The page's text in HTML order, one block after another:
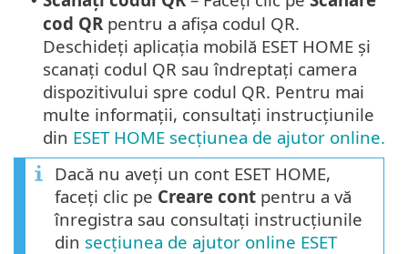
cod QR pentru a afișa codul QR.
Deschideți aplicația mobilă ESET HOME și
scanați codul QR sau îndreptați camera
dispozitivului spre codul QR. Pentru mai
multe informații, consultați instrucțiunile
din ESET HOME secțiunea de ajutor online.
Dacă nu aveți un cont ESET HOME,
faceți clic pe Creare cont pentru a vă
înregistra sau consultați instrucțiunile
din secțiunea de ajutor online ESET